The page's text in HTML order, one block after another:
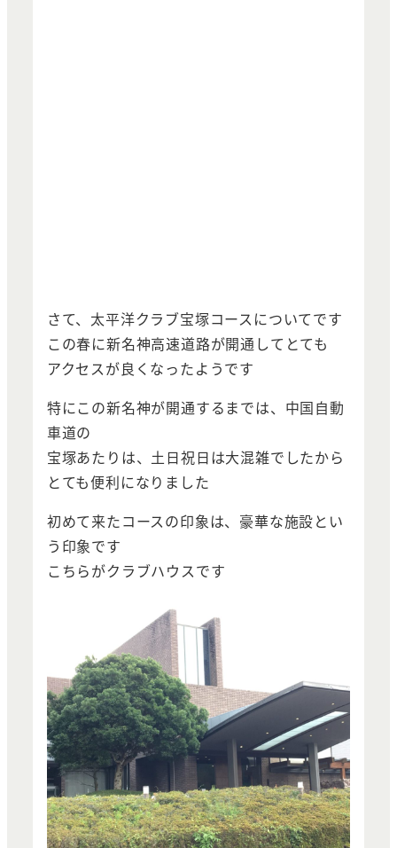
さて、太平洋クラブ宝塚コースについてです
この春に新名神高速道路が開通してとても
アクセスが良くなったようです
特にこの新名神が開通するまでは、中国自動
車道の
宝塚あたりは、土日祝日は大混雑でしたから
とても便利になりました
初めて来たコースの印象は、豪華な施設とい
う印象です
こちらがクラブハウスです